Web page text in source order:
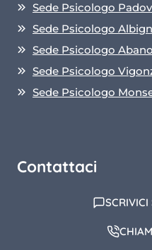
Sede Psicologo
Sede Psicologo
Sede Psicologo
Sede Psicologo
Sede Psicologo
Contattaci
SCRIVICI